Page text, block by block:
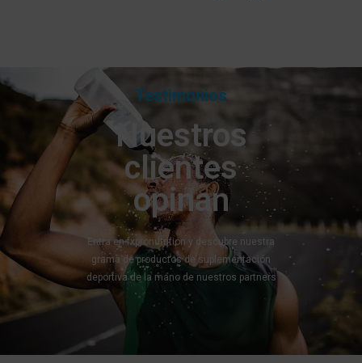
Testimonios
Nuestros
clientes
opinan
Entra en fxpronutrition y descubre nuestra
grama de productos de suplementación
deportiva de la mano de nuestros partners